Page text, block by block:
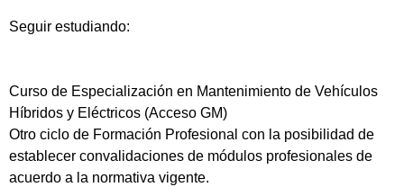
Seguir estudiando:
Curso de Especialización en Mantenimiento de Vehículos
Híbridos y Eléctricos (Acceso GM)
Otro ciclo de Formación Profesional con la posibilidad de
establecer convalidaciones de módulos profesionales de
acuerdo a la normativa vigente.